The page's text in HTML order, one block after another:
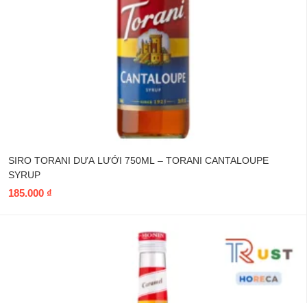
SIRO TORANI DƯA LƯỚI 750ML – TORANI CANTALOUPE
SYRUP
185.000 ₫